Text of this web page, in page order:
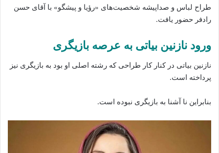
طراح لباس و صداپیشه شخصیت‌های «رؤیا و پیشگو» با آقای حسن
رادفر حضور یافت.
ورود نازنین بیاتی به عرصه بازیگری
نازنین بیاتی در کنار کار طراحی که رشته اصلی او بود به بازیگری نیز
پرداخته است.
بنابراین نا آشنا به بازیگری نبوده است.